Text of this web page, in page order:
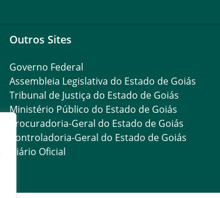
Outros Sites
Governo Federal
Assembleia Legislativa do Estado de Goiás
Tribunal de Justiça do Estado de Goiás
Ministério Público do Estado de Goiás
Procuradoria-Geral do Estado de Goiás
Controladoria-Geral do Estado de Goiás
Diário Oficial